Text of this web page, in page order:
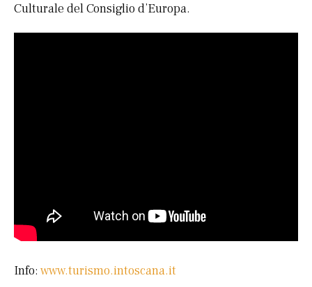
Culturale del Consiglio d’Europa.
Info: www.turismo.intoscana.it